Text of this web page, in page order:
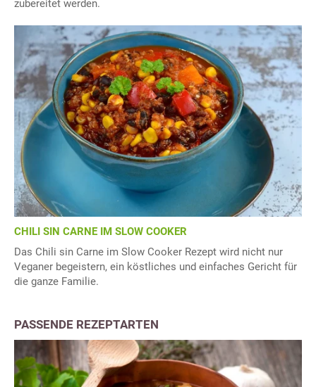
zubereitet werden.
CHILI SIN CARNE IM SLOW COOKER
Das Chili sin Carne im Slow Cooker Rezept wird nicht nur
Veganer begeistern, ein köstliches und einfaches Gericht für
die ganze Familie.
PASSENDE REZEPTARTEN